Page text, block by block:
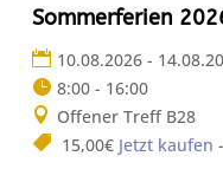
Sommerferien
10.08.2026 -
8:00 - 16:00
Offener Treff B28
15,00€ Jetzt kaufen